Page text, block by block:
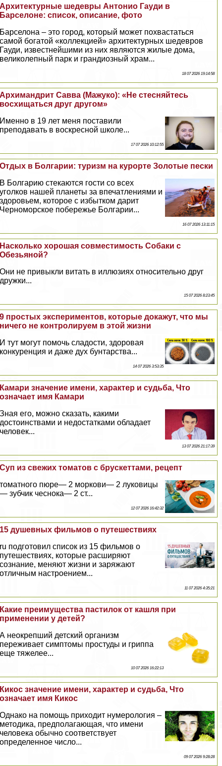
Архитектурные шедевры Антонио Гауди в
Барселоне: список, описание, фото
Барселона – это город, который может похвастаться
самой богатой «коллекцией» архитектурных шедевров
Гауди, известнейшими из них являются жилые дома,
великолепный парк и грандиозный храм...
18 07 2026 19:14:58
Архимaндрит Савва (Мажуко): «Не стесняйтесь
восхищаться друг другом»
Именно в 19 лет меня поставили
преподавать в воскресной школе...
17 07 2026 10:12:55
Отдых в Болгарии: туризм на курорте Золотые пески
В Болгарию стекаются гости со всех
уголков нашей планеты за впечатлениями и
здоровьем, которое с избытком дарит
Черноморское побережье Болгарии...
16 07 2026 13:11:15
Насколько хорошая совместимость Собаки с
Обезьяной?
Они не привыкли витать в иллюзиях относительно друг
дружки...
15 07 2026 8:23:45
9 простых экспериментов, которые докажут, что мы
ничего не контролируем в этой жизни
И тут могут помочь сладости, здоровая
конкуренция и даже дух бунтарства...
14 07 2026 3:53:35
Камари значение имени, хаpaктер и судьба, Что
означает имя Камари
Зная его, можно сказать, какими
достоинствами и недостатками обладает
человек...
13 07 2026 21:17:39
Суп из свежих томатов с брускеттами, рецепт
томатного пюре— 2 моркови— 2 луковицы
— зубчик чеснока— 2 ст...
12 07 2026 16:42:32
15 душевных фильмов о путешествиях
ru подготовил список из 15 фильмов о
путешествиях, которые расширяют
сознание, меняют жизни и заряжают
отличным настроением...
11 07 2026 4:35:21
Какие преимущества пастилок от кашля при
применении у детей?
А неокрепший детский организм
переживает симптомы простуды и гриппа
еще тяжелее...
10 07 2026 16:22:13
Кикос значение имени, хаpaктер и судьба, Что
означает имя Кикос
Однако на помощь приходит нумерология –
методика, предполагающая, что имени
человека обычно соответствует
определенное число...
09 07 2026 9:28:28